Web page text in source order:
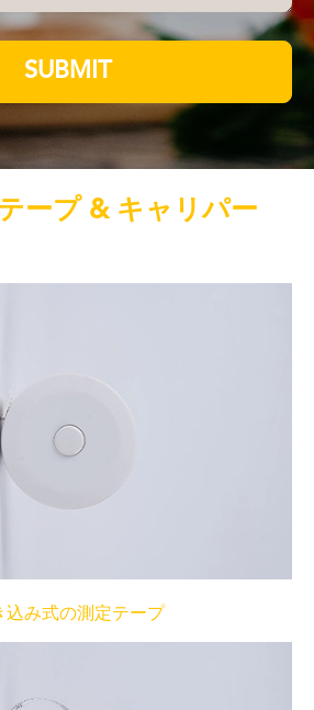
SUBMIT
ープ & キャリパー
込み式の測定テープ